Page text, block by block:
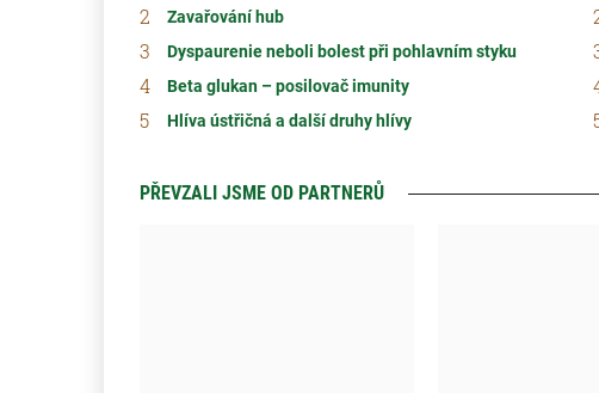
Zavařování hub
Dyspaurenie neboli bolest při pohlavním styku
Beta glukan – posilovač imunity
Hlíva ústřičná a další druhy hlívy
PŘEVZALI JSME OD PARTNERŮ